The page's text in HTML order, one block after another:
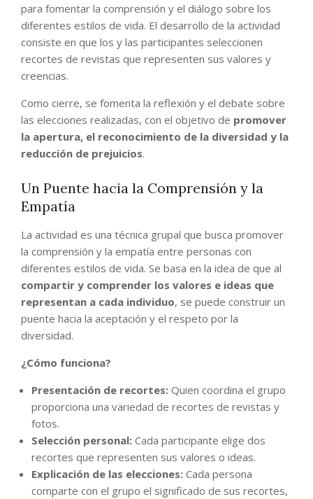
para fomentar la comprensión y el diálogo sobre los
diferentes estilos de vida. El desarrollo de la actividad
consiste en que los y las participantes seleccionen
recortes de revistas que representen sus valores y
creencias.
Como cierre, se fomenta la reflexión y el debate sobre
las elecciones realizadas, con el objetivo de promover
la apertura, el reconocimiento de la diversidad y la
reducción de prejuicios.
Un Puente hacia la Comprensión y la
Empatía
La actividad es una técnica grupal que busca promover
la comprensión y la empatía entre personas con
diferentes estilos de vida. Se basa en la idea de que al
compartir y comprender los valores e ideas que
representan a cada individuo, se puede construir un
puente hacia la aceptación y el respeto por la
diversidad.
¿Cómo funciona?
Presentación de recortes: Quien coordina el grupo
proporciona una variedad de recortes de revistas y
fotos.
Selección personal: Cada participante elige dos
recortes que representen sus valores o ideas.
Explicación de las elecciones: Cada persona
comparte con el grupo el significado de sus recortes,